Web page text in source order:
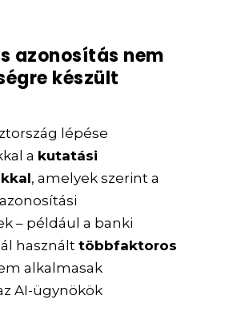
azonosítás nem
készült
lépése
a kutatási
, amelyek szerint a
– például a banki
használttöbbfaktoros
alkalmasak
AI-ügynökök